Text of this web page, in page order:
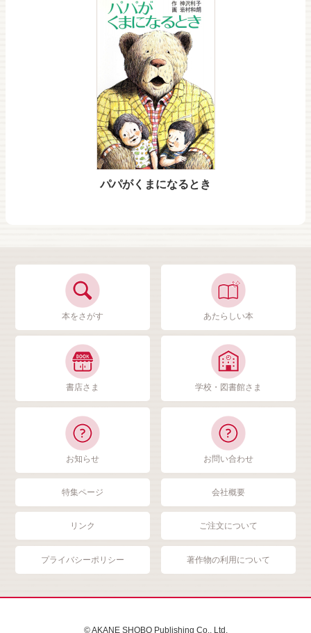
パパがくまになるとき
本をさがす あたらしい本
書店さま 学校・図書館さま
お知らせ お問い合わせ
特集ページ 会社概要
リンク ご注文について
プライバシーポリシー 著作物の利用について
© AKANE SHOBO Publishing Co., Ltd.